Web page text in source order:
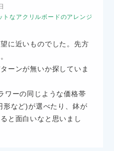
トなアクリルボードのアレンジ
に近いものでした。先方
ーンが無いか探していま
ワーの同じような価格帯
形など)が選べたり、鉢が
と面白いなと思いまし